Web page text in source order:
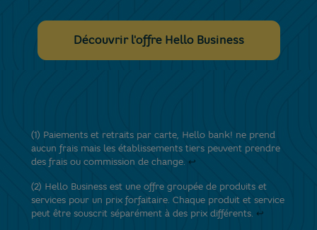
Découvrir l'offre Hello Business
(1) Paiements et retraits par carte, Hello bank! ne prend
aucun frais mais les établissements tiers peuvent prendre
des frais ou commission de change. ↩
texte
(2) Hello Business est une offre groupée de produits et
services pour un prix forfaitaire. Chaque produit et service
peut être souscrit séparément à des prix différents. ↩